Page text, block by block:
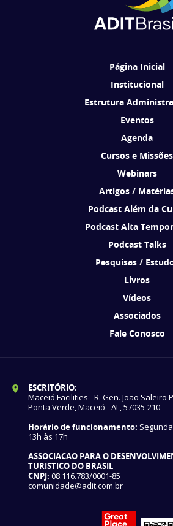
Página Inicial
Institucional
Estrutura
Eventos
Agenda
Cursos e Missões
Webinars
Artigos /
Podcast Além da
Podcast Alta
Podcast Talks
Pesquisas /
Livros
Vídeos
Associados
Fale Conosco
ESCRITÓRIO:
Maceió Facilities - R. Gen. João Saleiro
Ponta Verde, Maceió - AL, 57035-210
Horário de funcionamento:
13h às 17h
ASSOCIACAO PARA O
TURISTICO DO BRASIL
CNPJ: 08.116.783/0001-85
comunidade@adit.com.br